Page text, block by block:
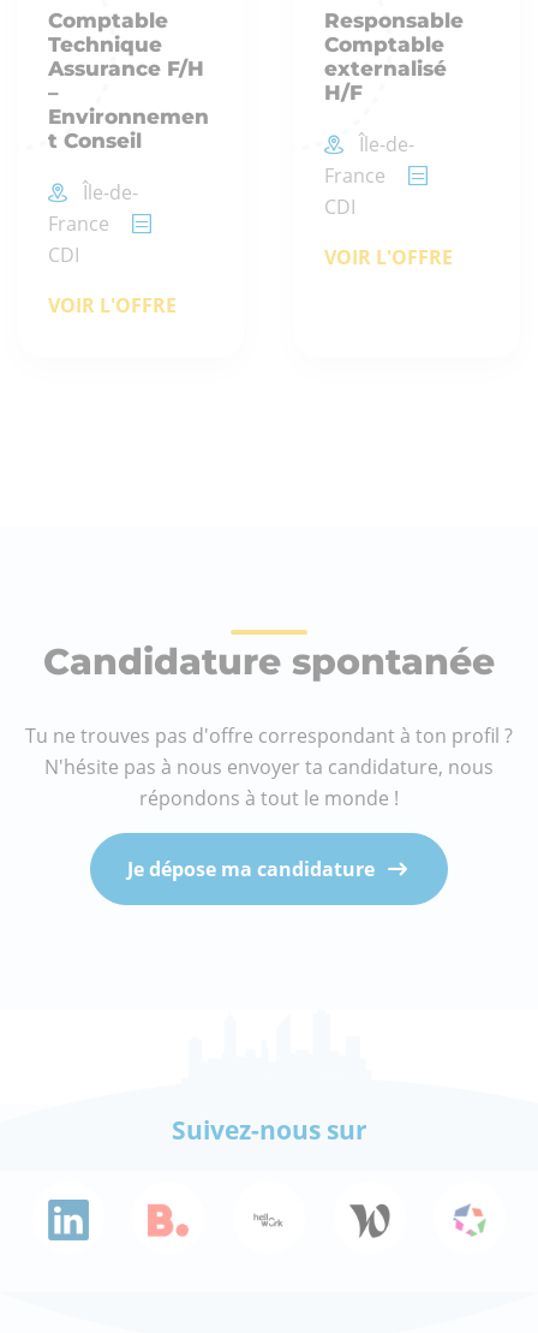
Comptable
Technique
Assurance F/H
–
Environnemen
t Conseil
Île-de-
France
CDI
VOIR L'OFFRE
Responsable
Comptable
externalisé
H/F
Île-de-
France
CDI
VOIR L'OFFRE
Candidature spontanée
Tu ne trouves pas d'offre correspondant à ton profil ?
N'hésite pas à nous envoyer ta candidature, nous
répondons à tout le monde !
Je dépose ma candidature
Suivez-nous sur